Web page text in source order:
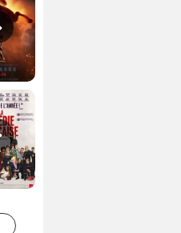
De la Comédie-Française Teaser VF